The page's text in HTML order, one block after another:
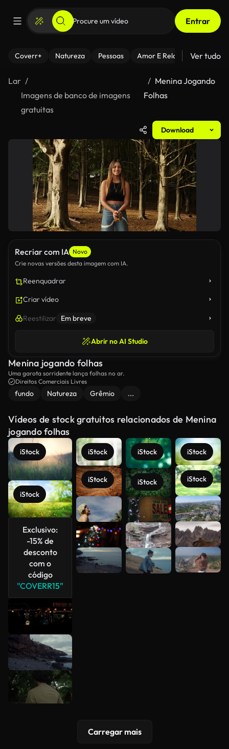
Entrar
Coverr+ Natureza Pessoas Amor E Relacionamentos
Ver tudo
Lar
Imagens de banco de imagens
gratuitas
Menina Jogando
Folhas
Download
Recriar com IA Novo
Crie novas versões desta imagem com IA.
Reenquadrar
Criar vídeo
Reestilizar Em breve
Abrir no AI Studio
Menina jogando folhas
Uma garota sorridente lança folhas no ar.
Direitos Comerciais Livres
fundo Natureza Grêmio ...
Vídeos de stock gratuitos relacionados de Menina
jogando folhas
iStock
iStock
Exclusivo:
-15% de
desconto
com o
código
"COVERR15"
iStock
iStock
iStock
iStock
iStock
iStock
Veja mais
Carregar mais